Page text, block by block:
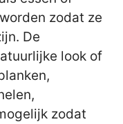
zodat ze
De
look of
zodat